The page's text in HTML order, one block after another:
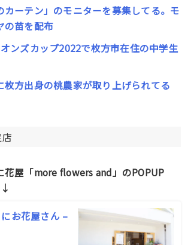
カーテン」のモニターを募集してる。モ
の苗を配布
ンズカップ2022で枚方市在住の中学生
枚方出身の桃農家が取り上げられてる
花屋「more flowers and」のPOPUP
お花屋さん –